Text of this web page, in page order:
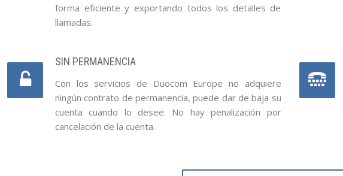
forma eficiente y exportando todos los detalles de
llamadas.
SIN PERMANENCIA
Con los servicios de Duocom Europe no adquiere
ningún contrato de permanencia, puede dar de baja su
cuenta cuando lo desee. No hay penalización por
cancelación de la cuenta.